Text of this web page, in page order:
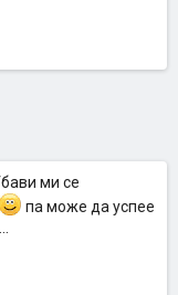
ми се
па може да успее